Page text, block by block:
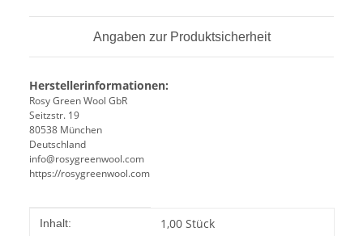
Angaben zur Produktsicherheit
Herstellerinformationen:
Rosy Green Wool GbR
Seitzstr. 19
80538 München
Deutschland
info@rosygreenwool.com
https://rosygreenwool.com
Produkteigenschaft
Wert
Inhalt: 1,00 Stück